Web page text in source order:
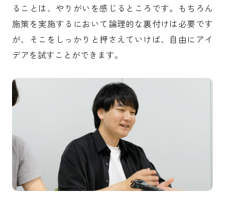
ることは、やりがいを感じるところです。もちろん
施策を実施するにおいて論理的な裏付けは必要です
が、そこをしっかりと押さえていけば、自由にアイ
デアを試すことができます。